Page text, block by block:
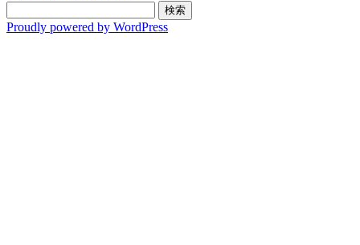
索:
Proudly powered by WordPress